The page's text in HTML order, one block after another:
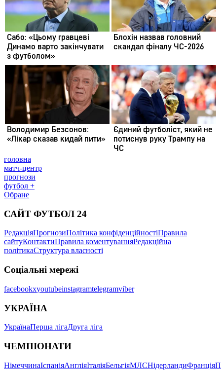
головна
матч-центр
прогнози
футбол +
Обране
САЙТ ФУТБОЛ 24
РедакціяПрогнозиПолітика конфіденційностіПравила
сайтуКонтактиПравила коментуванняРедакційна
політикаСтруктура власності
Соціальні мережі
facebookxyoutubeinstagramtelegramviber
УКРАЇНА
УкраїнаПерша лігаДруга ліга
ЧЕМПІОНАТИ
НімеччинаІспаніяАнгліяІталіяБельгіяМЛСНідерландиФранція